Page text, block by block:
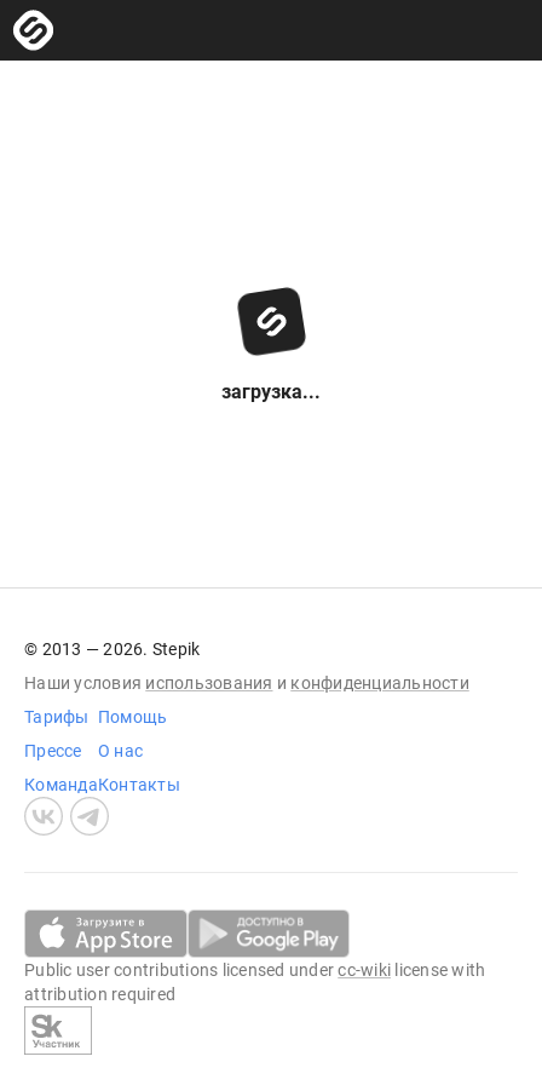
загрузка...
© 2013 — 2026. Stepik
Наши условия использования и конфиденциальности
Тарифы
Прессе
Команда
Помощь
О нас
Контакты
Public user contributions licensed undercc-wiki license with
attribution required